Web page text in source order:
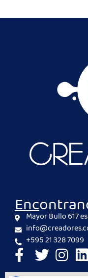
Mayor Bullo 617
+595 21 328 7099